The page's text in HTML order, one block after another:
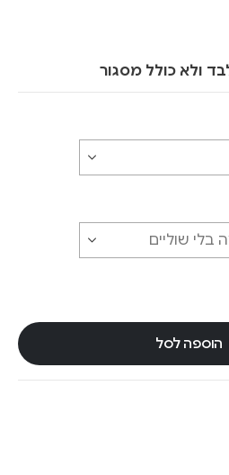
ולא כולל מסגור
הוספה לסל